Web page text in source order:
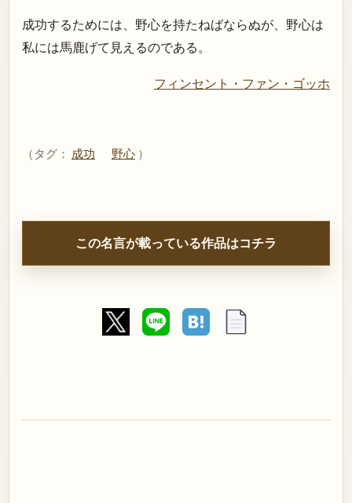
成功するためには、野心を持たねばならぬが、野心は
私には馬鹿げて見えるのである。
フィンセント・ファン・ゴッホ
（タグ： 成功 野心 ）
この名言が載っている作品はコチラ